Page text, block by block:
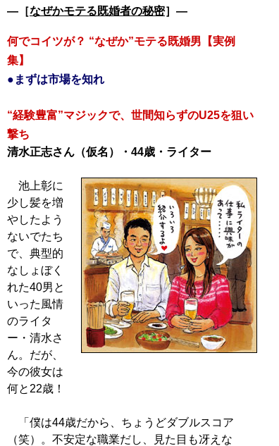
―［なぜかモテる既婚者の秘密］―
何でコイツが？ “なぜか”モテる既婚男【実例
集】
●まずは市場を知れ
“経験豊富”マジックで、世間知らずのU25を狙い
撃ち
清水正志さん（仮名）・44歳・ライター
池上彰に
少し髪を増
やしたよう
ないでたち
で、典型的
なしょぼく
れた40男と
いった風情
のライタ
ー・清水さ
ん。だが、
今の彼女は
何と22歳！
「僕は44歳だから、ちょうどダブルスコア
（笑）。不安定な職業だし、見た目も冴えな